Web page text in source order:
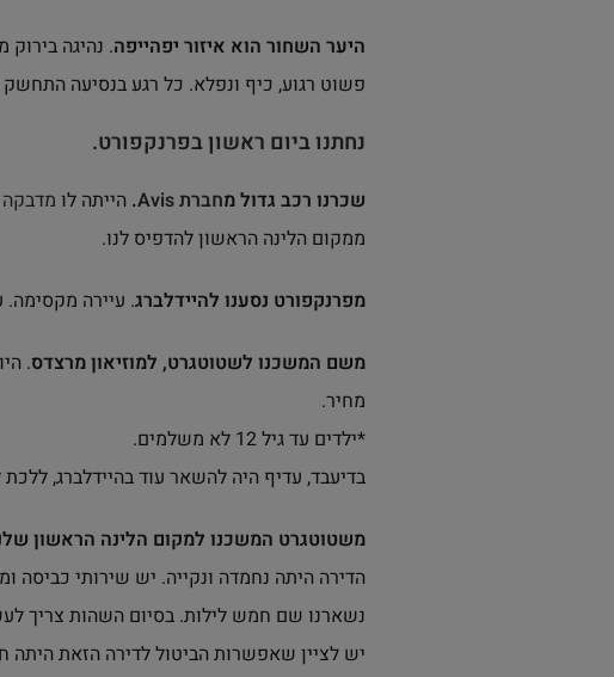
היער השחור הוא איזור יפהייפה. נהיגה
פשוט רגוע, כיף ונפלא. כל רגע בנסיעה התחשק
נחתנו ביום ראשון בפרנקפורט.
שכרנו רכב גדול מחברת Avis . הייתה לו מדבקה
ממקום הלינה הראשון להדפיס לנו.
מפרנקפורט נסענו להיידלברג. עיירה מקסימה.
משם המשכנו לשטוטגרט, למוזיאון מרצדס
מחיר.
*ילדים עד גיל 12 לא משלמים.
בדיעבד, עדיף היה להשאר עוד בהיידלברג,
משטוטגרט המשכנו למקום הלינה הראשון
נשארנו שם חמש לילות. בסיום השהות צריך לעשות
יש לציין שאפשרות הביטול לדירה הזאת